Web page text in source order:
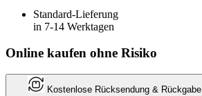
Standard-Lieferung
in 7-14 Werktagen
Online kaufen ohne Risiko
Kostenlose Rücksendung & Rückgabe